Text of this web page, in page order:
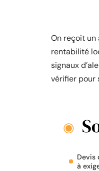
On reçoit un
rentabilité
signaux
vérifier pour
Devis
à